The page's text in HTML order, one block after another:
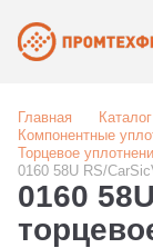
Главная Каталог
Компонентные
Торцевое
0160 58U RS/
0160